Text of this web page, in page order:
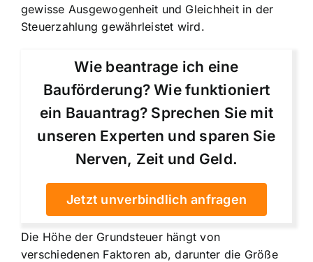
gewisse Ausgewogenheit und Gleichheit in der
Steuerzahlung gewährleistet wird.
Wie beantrage ich eine
Bauförderung? Wie funktioniert
ein Bauantrag? Sprechen Sie mit
unseren Experten und sparen Sie
Nerven, Zeit und Geld.
Jetzt unverbindlich anfragen
Die Höhe der Grundsteuer hängt von
verschiedenen Faktoren ab, darunter die Größe